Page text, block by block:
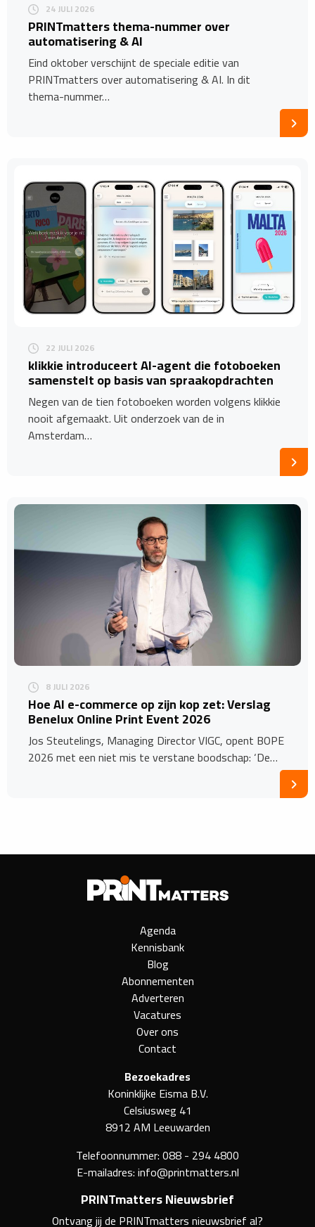
24 JULI 2026
​PRINTmatters thema-nummer over
automatisering & AI
Eind oktober verschijnt de speciale editie van
PRINTmatters over automatisering & AI. In dit
thema-nummer…
22 JULI 2026
​klikkie introduceert AI-agent die fotoboeken
samenstelt op basis van spraakopdrachten
Negen van de tien fotoboeken worden volgens klikkie
nooit afgemaakt. Uit onderzoek van de in
Amsterdam…
8 JULI 2026
Hoe AI e-commerce op zijn kop zet: Verslag
Benelux Online Print Event 2026
Jos Steutelings, Managing Director VIGC, opent BOPE
2026 met een niet mis te verstane boodschap: ‘De…
Agenda
Kennisbank
Blog
Abonnementen
Adverteren
Vacatures
Over ons
Contact
Bezoekadres
Koninklijke Eisma B.V.
Celsiusweg 41
8912 AM Leeuwarden
Telefoonnummer:088 - 294 4800
E-mailadres:info@printmatters.nl
PRINTmatters Nieuwsbrief
Ontvang jij de PRINTmatters nieuwsbrief al?